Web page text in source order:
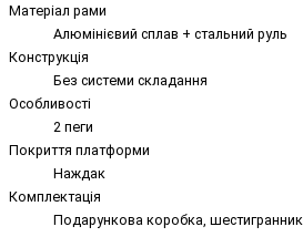
Матеріал рами
Алюмінієвий сплав + стальний руль
Конструкція
Без системи складання
Особливості
2 пеги
Покриття платформи
Наждак
Комплектація
Подарункова коробка,